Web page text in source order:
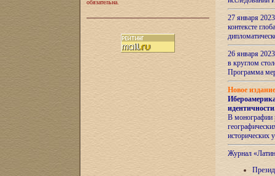
обязательна.
27 января
контексте
26 января
в круглом
Программа
Новое
идентичности
В монографии
исторических
Журнал